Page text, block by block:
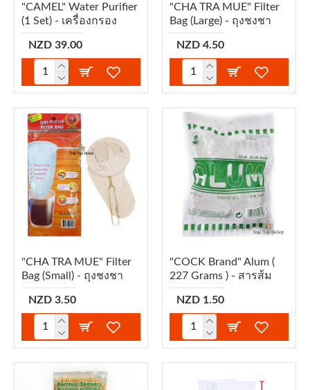
"CAMEL" Water Purifier
(1 Set) - เครื่องกรอง
NZD 39.00
"CHA TRA MUE" Filter
Bag (Large) - ถุงชงชา
NZD 4.50
"CHA TRA MUE" Filter
Bag (Small) - ถุงชงชา
NZD 3.50
"COCK Brand" Alum (
227 Grams ) - สารส้ม
NZD 1.50